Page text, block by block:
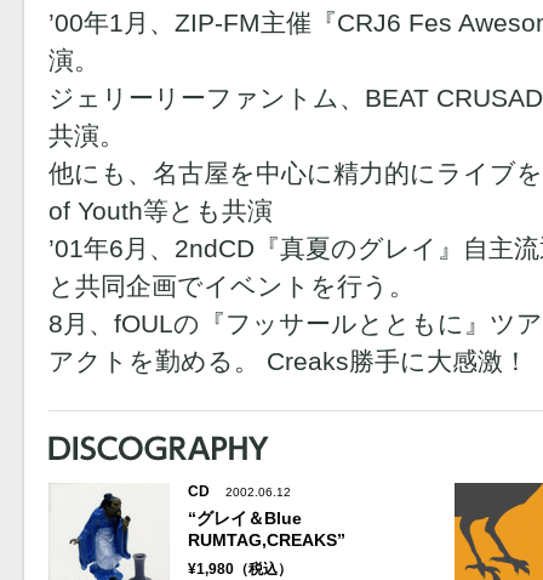
’00年1月、ZIP-FM主催『CRJ6 Fes
演。
ジェリーリーファントム、BEAT
共演。
他にも、名古屋を中心に精力的にライブ
of Youth等とも共演
’01年6月、2ndCD『真夏のグレイ』自主
と共同企画でイベントを行う。
8月、fOULの『フッサールとともに』ツ
アクトを勤める。 Creaks勝手に大感激！
CD 2002.06.12
“グレイ＆Blue
RUMTAG,CREAKS”
¥1,980（税込）